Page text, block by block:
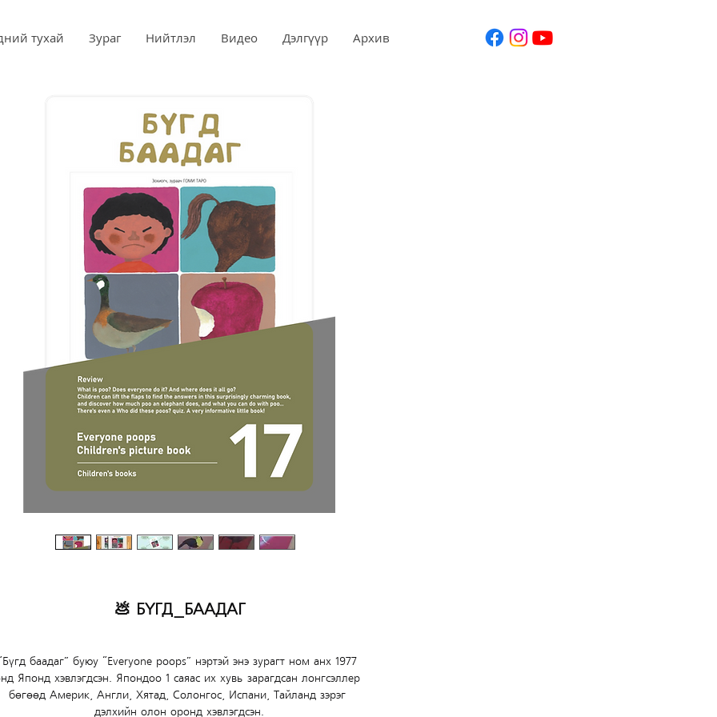
тухай Зураг Нийтлэл Видео Дэлгүүр Архив
💩 БҮГД_БААДАГ
баадаг” буюу “Everyone poops” нэртэй энэ зурагт ном анх 1977
Японд хэвлэгдсэн. Япондоо 1 саяас их хувь зарагдсан лонгсэллер
бөгөөд Америк, Англи, Хятад, Солонгос, Испани, Тайланд зэрэг
дэлхийн олон оронд хэвлэгдсэн.